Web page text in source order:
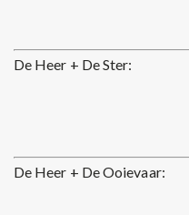
De Heer + De Ster:
De Heer + De Ooievaar: